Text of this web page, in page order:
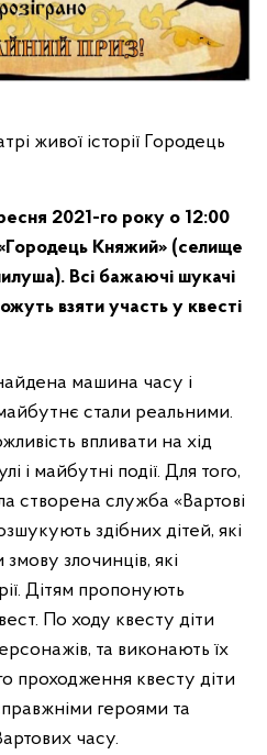
живої історії Городець
2021-го року о 12:00
Княжий» (селище
Всі бажаючі шукачі
взяти участь у квесті
машина часу і
стали реальними.
впливати на хід
і майбутні події. Для того,
створена служба «Вартові
здібних дітей, які
злочинців, які
Дітям пропонують
По ходу квесту діти
та виконають їх
проходження квесту діти
героями та
часу.